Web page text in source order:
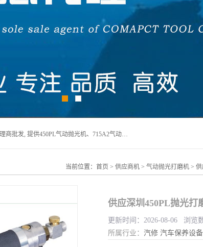
宁波上椿进出口有限公司是日本COMPACT康柏特，原装进口，进口代理商批发, 提供450PL气动抛光机、715A2气动抛光机、905A4打磨机、935GS打磨机、913W-5水磨机、450PL抛光机、715A2抛光机、935GS齿轮抛光机、905A4气动打磨机、价格实惠,欢迎来电咨询.
当前位置： 首页 > 供应商机 > 气动抛光打磨机 >
更新时间：2026-08-06 浏览
所属行业： 汽修 汽车保养设备